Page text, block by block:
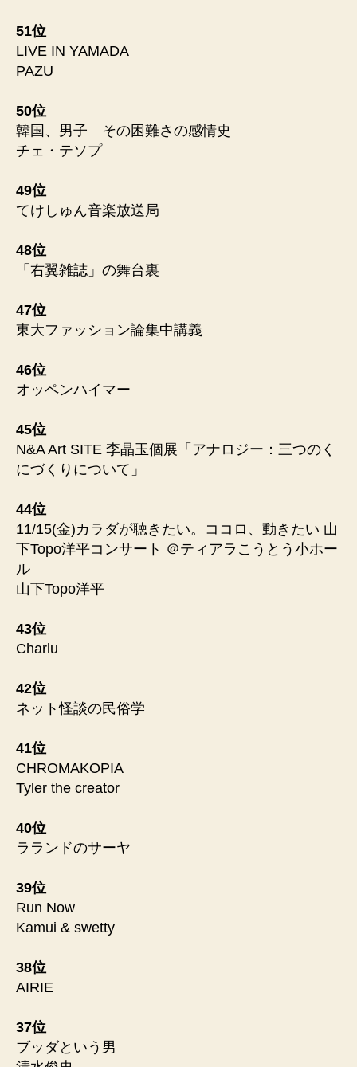
51位
LIVE IN YAMADA
PAZU
50位
韓国、男子 その困難さの感情史
チェ・テソプ
49位
てけしゅん音楽放送局
48位
「右翼雑誌」の舞台裏
47位
東大ファッション論集中講義
46位
オッペンハイマー
45位
N&A Art SITE 李晶玉個展「アナロジー：三つのく
にづくりについて」
44位
11/15(金)カラダが聴きたい。ココロ、動きたい 山
下Topo洋平コンサート ＠ティアラこうとう小ホー
ル
山下Topo洋平
43位
Charlu
42位
ネット怪談の民俗学
41位
CHROMAKOPIA
Tyler the creator
40位
ラランドのサーヤ
39位
Run Now
Kamui & swetty
38位
AIRIE
37位
ブッダという男